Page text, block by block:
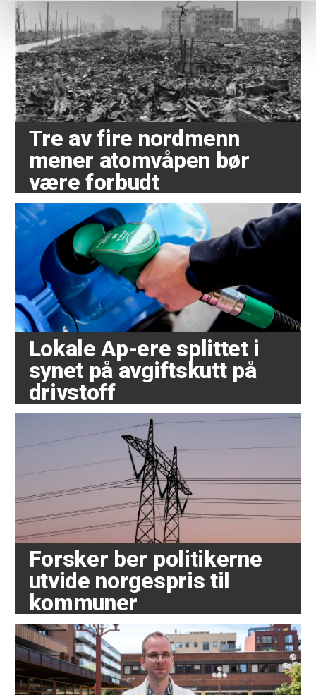
Tre av fire nordmenn
mener atomvåpen bør
være forbudt
Lokale Ap-ere splittet i
synet på avgiftskutt på
drivstoff
Forsker ber politikerne
utvide norgespris til
kommuner